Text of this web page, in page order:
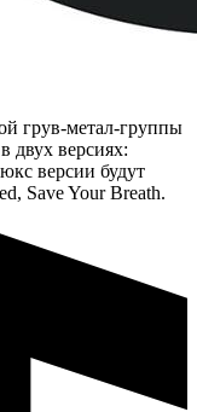
грув-метал-группы
двух версиях:
версии будут
Save Your Breath.